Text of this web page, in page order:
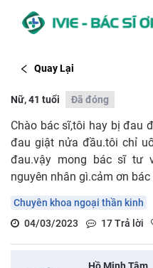
Quay Lại
Nữ, 41 tuổi Đã đóng
Chào bác sĩ,tôi hay bị đau
đau giật nửa đầu.tôi chỉ
đau.vậy mong bác sĩ tư
nguyên nhân gì.cảm ơn bác
Chuyên khoa ngoại thần kinh
04/03/2023
17Trả lời
Hồ Minh Tâm